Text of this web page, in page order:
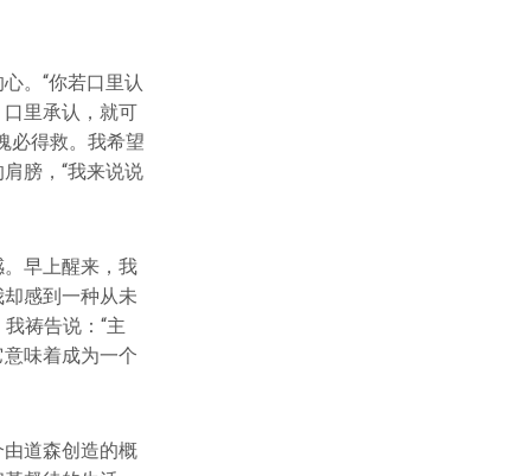
。“你若口里认
里承认，就可
必得救。我希望
膀，“我来说说
早上醒来，我
感到一种从未
祷告说：“主
味着成为一个
道森创造的概